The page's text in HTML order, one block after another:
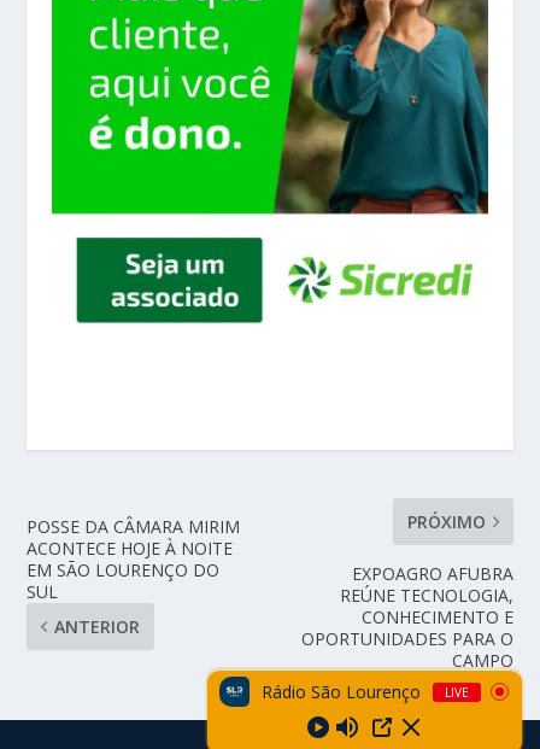
POSSE DA CÂMARA MIRIM
ACONTECE HOJE À NOITE
EM SÃO LOURENÇO DO
SUL
ANTERIOR
PRÓXIMO
EXPOAGRO AFUBRA
REÚNE TECNOLOGIA,
CONHECIMENTO E
OPORTUNIDADES PARA O
CAMPO
Rádio São Lourenço
LIVE